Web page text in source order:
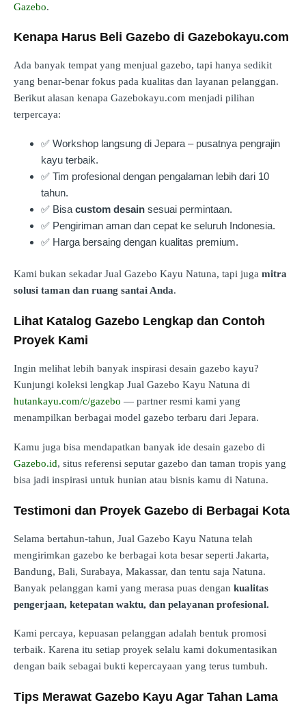
Gazebo.
Kenapa Harus Beli Gazebo di Gazebokayu.com
Ada banyak tempat yang menjual gazebo, tapi hanya sedikit
yang benar-benar fokus pada kualitas dan layanan pelanggan.
Berikut alasan kenapa Gazebokayu.com menjadi pilihan
terpercaya:
✅ Workshop langsung di Jepara – pusatnya pengrajin
kayu terbaik.
✅ Tim profesional dengan pengalaman lebih dari 10
tahun.
✅ Bisa custom desain sesuai permintaan.
✅ Pengiriman aman dan cepat ke seluruh Indonesia.
✅ Harga bersaing dengan kualitas premium.
Kami bukan sekadar Jual Gazebo Kayu Natuna, tapi juga mitra
solusi taman dan ruang santai Anda.
Lihat Katalog Gazebo Lengkap dan Contoh
Proyek Kami
Ingin melihat lebih banyak inspirasi desain gazebo kayu?
Kunjungi koleksi lengkap Jual Gazebo Kayu Natuna di
hutankayu.com/c/gazebo — partner resmi kami yang
menampilkan berbagai model gazebo terbaru dari Jepara.
Kamu juga bisa mendapatkan banyak ide desain gazebo di
Gazebo.id, situs referensi seputar gazebo dan taman tropis yang
bisa jadi inspirasi untuk hunian atau bisnis kamu di Natuna.
Testimoni dan Proyek Gazebo di Berbagai Kota
Selama bertahun-tahun, Jual Gazebo Kayu Natuna telah
mengirimkan gazebo ke berbagai kota besar seperti Jakarta,
Bandung, Bali, Surabaya, Makassar, dan tentu saja Natuna.
Banyak pelanggan kami yang merasa puas dengan kualitas
pengerjaan, ketepatan waktu, dan pelayanan profesional.
Kami percaya, kepuasan pelanggan adalah bentuk promosi
terbaik. Karena itu setiap proyek selalu kami dokumentasikan
dengan baik sebagai bukti kepercayaan yang terus tumbuh.
Tips Merawat Gazebo Kayu Agar Tahan Lama